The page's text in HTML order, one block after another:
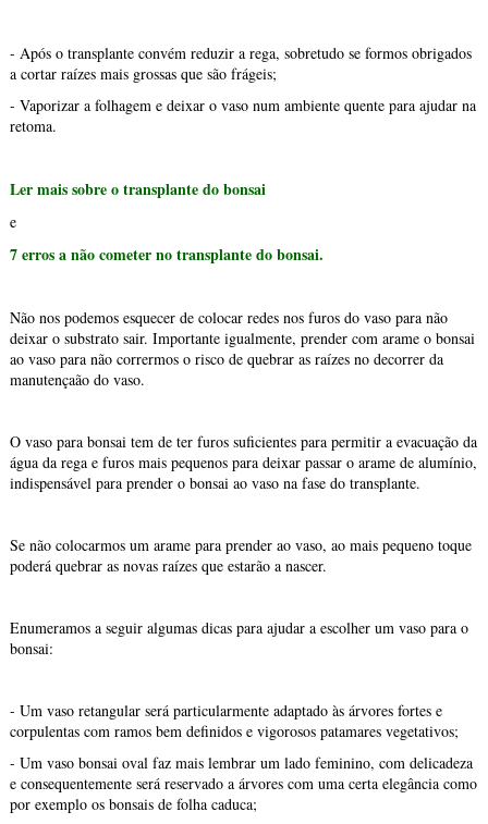
- Após o transplante convém reduzir a rega, sobretudo se formos obrigados
a cortar raízes mais grossas que são frágeis;
- Vaporizar a folhagem e deixar o vaso num ambiente quente para ajudar na
retoma.
Ler mais sobre o transplante do bonsai
e
7 erros a não cometer no transplante do bonsai.
Não nos podemos esquecer de colocar redes nos furos do vaso para não
deixar o substrato sair. Importante igualmente, prender com arame o bonsai
ao vaso para não corrermos o risco de quebrar as raízes no decorrer da
manutençaão do vaso.
O vaso para bonsai tem de ter furos suficientes para permitir a evacuação da
água da rega e furos mais pequenos para deixar passar o arame de alumínio,
indispensável para prender o bonsai ao vaso na fase do transplante.
Se não colocarmos um arame para prender ao vaso, ao mais pequeno toque
poderá quebrar as novas raízes que estarão a nascer.
Enumeramos a seguir algumas dicas para ajudar a escolher um vaso para o
bonsai:
- Um vaso retangular será particularmente adaptado às árvores fortes e
corpulentas com ramos bem definidos e vigorosos patamares vegetativos;
- Um vaso bonsai oval faz mais lembrar um lado feminino, com delicadeza
e consequentemente será reservado a árvores com uma certa elegância como
por exemplo os bonsais de folha caduca;